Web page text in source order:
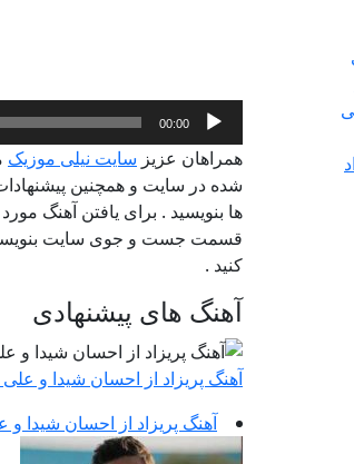
پخش‌کننده
صوت
00:00
همراهان عزیز سایت نیلی موزیک
شده در سایت و همچنین
ها بنویسید . برای یافتن آهنگ
قسمت جست و جوی سایت بنویسید
کنید .
آهنگ های پیشنهادی
آهنگ پریزاد از احسان شیدا و علی
آهنگ پریزاد از احسان شیدا و